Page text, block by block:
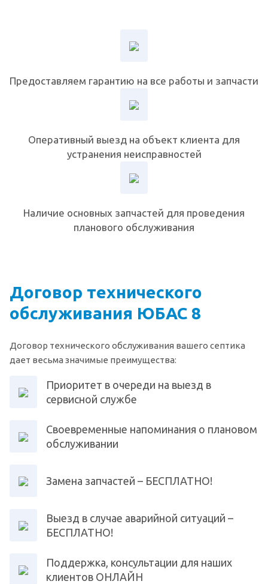
Предоставляем гарантию на все работы и запчасти
Оперативный выезд на объект клиента для
устранения неисправностей
Наличие основных запчастей для проведения
планового обслуживания
Договор технического
обслуживания ЮБАС 8
Договор технического обслуживания вашего септика
дает весьма значимые преимущества:
Приоритет в очереди на выезд в
сервисной службе
Своевременные напоминания о плановом
обслуживании
Замена запчастей – БЕСПЛАТНО!
Выезд в случае аварийной ситуаций –
БЕСПЛАТНО!
Поддержка, консультации для наших
клиентов ОНЛАЙН